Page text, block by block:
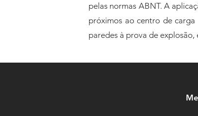
pelas normas ABNT. A
próximos ao centro de
paredes à prova de explosão,